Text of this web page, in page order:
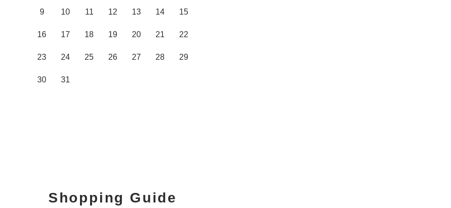
9 10 11 12 13 14 15
16 17 18 19 20 21 22
23 24 25 26 27 28 29
30 31
Shopping Guide